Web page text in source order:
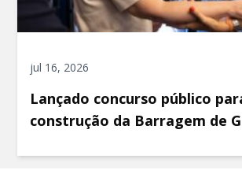
jul 16, 2026
Lançado concurso público
construção da Barragem de